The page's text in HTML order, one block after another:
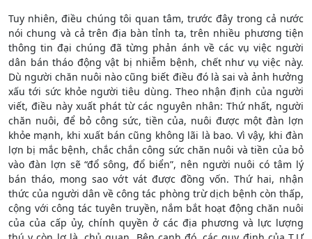
Tuy nhiên, điều chúng tôi quan tâm, trước đây trong cả nước
nói chung và cả trên địa bàn tỉnh ta, trên nhiều phương tiện
thông tin đại chúng đã từng phản ánh về các vụ việc người
dân bán tháo động vật bị nhiễm bệnh, chết như vụ việc này.
Dù người chăn nuôi nào cũng biết điều đó là sai và ảnh hưởng
xấu tới sức khỏe người tiêu dùng. Theo nhận định của người
viết, điều này xuất phát từ các nguyên nhân: Thứ nhất, người
chăn nuôi, để bỏ công sức, tiền của, nuôi được một đàn lợn
khỏe mạnh, khi xuất bán cũng không lãi là bao. Vì vậy, khi đàn
lợn bị mắc bệnh, chắc chắn công sức chăn nuôi và tiền của bỏ
vào đàn lợn sẽ “đổ sông, đổ biển”, nên người nuôi có tâm lý
bán tháo, mong sao vớt vát được đồng vốn. Thứ hai, nhận
thức của người dân về công tác phòng trừ dịch bệnh còn thấp,
cộng với công tác tuyên truyền, nắm bắt hoạt động chăn nuôi
của của cấp ủy, chính quyền ở các địa phương và lực lượng